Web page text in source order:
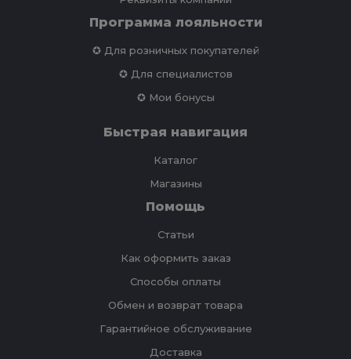
Программа лояльности
✪ Для розничных покупателей
✪ Для специалистов
✪ Мои бонусы
Быстрая навигация
Каталог
Магазины
Помощь
Статьи
Как оформить заказ
Способы оплаты
Обмен и возврат товара
Гарантийное обслуживание
Доставка